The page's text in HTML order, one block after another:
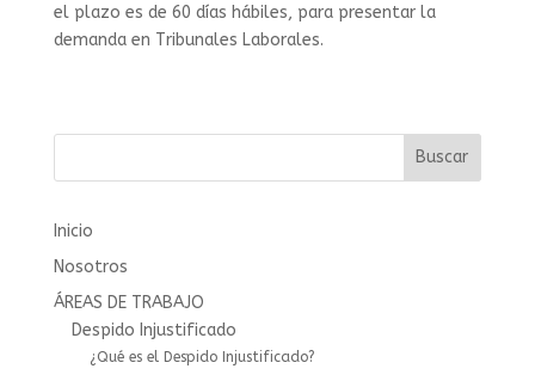
el plazo es de 60 días hábiles, para presentar la
demanda en Tribunales Laborales.
Buscar
Inicio
Nosotros
ÁREAS DE TRABAJO
Despido Injustificado
¿Qué es el Despido Injustificado?